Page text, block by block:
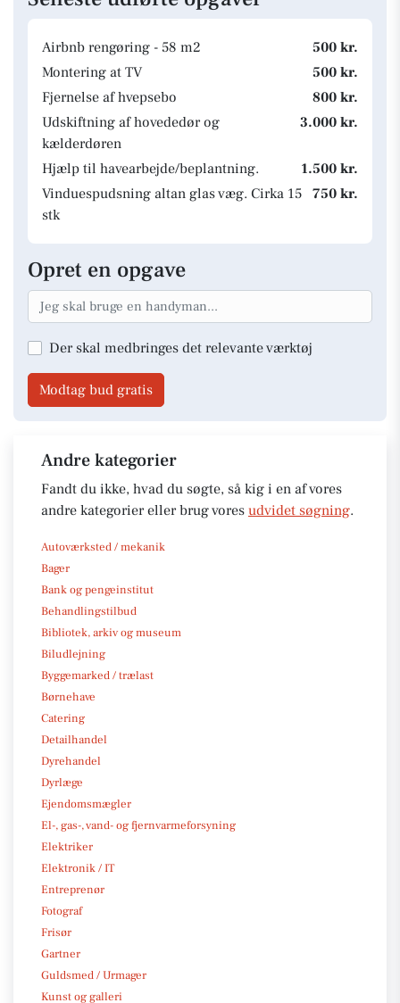
Airbnb rengøring - 58 m2
500 kr.
Montering at TV
500 kr.
Fjernelse af hvepsebo
800 kr.
Udskiftning af hovededør og
kælderdøren
3.000 kr.
Hjælp til havearbejde/beplantning.
1.500 kr.
Vinduespudsning altan glas væg. Cirka 15
stk
750 kr.
Opret en opgave
Der skal medbringes det relevante værktøj
Modtag bud gratis
Andre kategorier
Fandt du ikke, hvad du søgte, så kig i en af vores
andre kategorier eller brug vores udvidet søgning.
Autoværksted / mekanik
Bager
Bank og pengeinstitut
Behandlingstilbud
Bibliotek, arkiv og museum
Biludlejning
Byggemarked / trælast
Børnehave
Catering
Detailhandel
Dyrehandel
Dyrlæge
Ejendomsmægler
El-, gas-, vand- og fjernvarmeforsyning
Elektriker
Elektronik / IT
Entreprenør
Fotograf
Frisør
Gartner
Guldsmed / Urmager
Kunst og galleri